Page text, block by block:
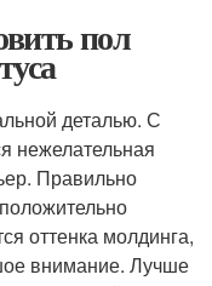
пол
деталью. С
нежелательная
Правильно
оттенка молдинга,
внимание. Лучше